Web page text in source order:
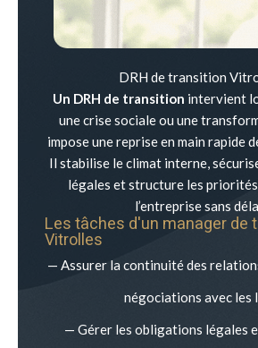
DRH de transition
Un DRH de transition intervient
une crise sociale ou une
impose une reprise en main rapide
Il stabilise le climat interne,
légales et structure les priorités
l’entreprise sans
Les tâches d'un manager de
Vitrolles
— Assurer la continuité des
négociations avec les
— Gérer les obligations légales